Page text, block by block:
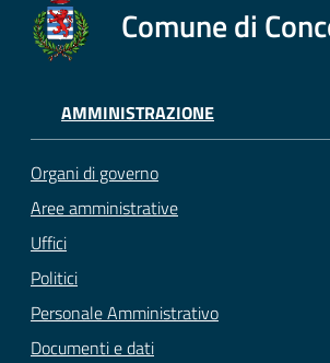
Comune di
AMMINISTRAZIONE
Organi di governo
Aree amministrative
Uffici
Politici
Personale Amministrativo
Documenti e dati